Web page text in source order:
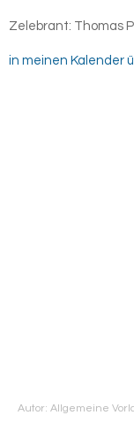
Zelebrant: Thomas
in meinen Kalender
Autor: Allgemeine